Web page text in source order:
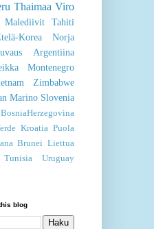
Thaimaa Viro
Malediivit
Tahiti
Korea
Norja
Argentiina
Montenegro
Zimbabwe
Marino Slovenia
BosniaHerzegovina
Kroatia Puola
Brunei Liettua
Tunisia
Uruguay
blog